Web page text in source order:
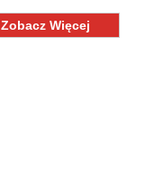
Zobacz Więcej